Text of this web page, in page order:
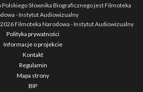
Słownika Biograficznego jest Filmoteka
- Instytut Audiowizualny
2026Filmoteka Narodowa - Instytut Audiowizualny
Polityka prywatności
Informacje o projekcie
Kontakt
Regulamin
Mapa strony
BIP